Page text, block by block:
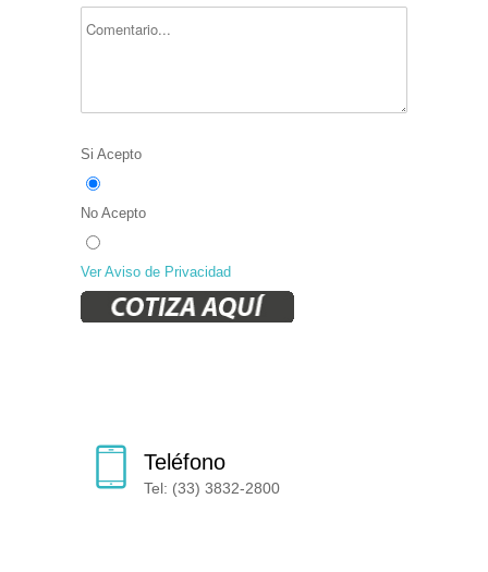
Si Acepto
No Acepto
Ver Aviso de Privacidad
Teléfono
Tel: (33) 3832-2800